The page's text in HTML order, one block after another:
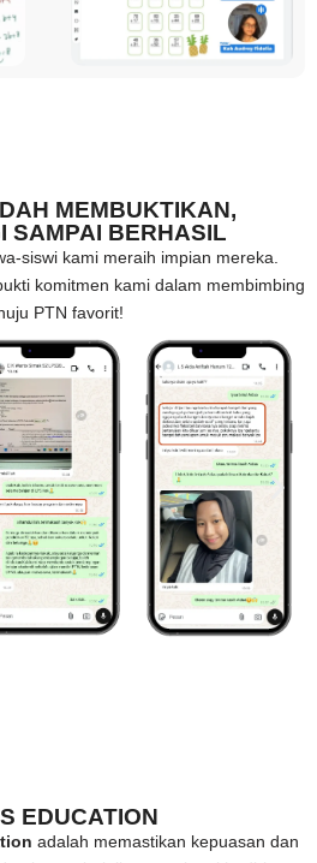
MEMBUKTIKAN,
SAMPAI BERHASIL
siswi kami meraih impian mereka.
komitmen kami dalam membimbing
PTN favorit!
EDUCATION
adalah memastikan kepuasan dan